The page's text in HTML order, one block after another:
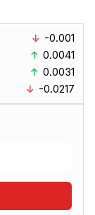
-0.001
0.0041
0.0031
-0.0217